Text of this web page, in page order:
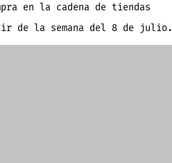
en la cadena de tiendas
de la semana del 8 de julio.